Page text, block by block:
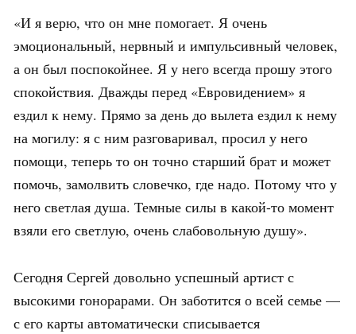
«И я верю, что он мне помогает. Я очень
эмоциональный, нервный и импульсивный человек,
а он был поспокойнее. Я у него всегда прошу этого
спокойствия. Дважды перед «Евровидением» я
ездил к нему. Прямо за день до вылета ездил к нему
на могилу: я с ним разговаривал, просил у него
помощи, теперь то он точно старший брат и может
помочь, замолвить словечко, где надо. Потому что у
него светлая душа. Темные силы в какой-то момент
взяли его светлую, очень слабовольную душу».
Сегодня Сергей довольно успешный артист с
высокими гонорарами. Он заботится о всей семье —
с его карты автоматически списывается